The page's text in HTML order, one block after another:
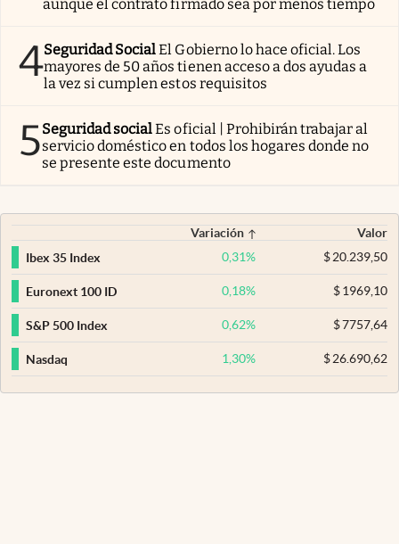
aunque el contrato firmado sea por menos tiempo
4Seguridad SocialEl Gobierno lo hace oficial. Los
mayores de 50 años tienen acceso a dos ayudas a
la vez si cumplen estos requisitos
5Seguridad socialEs oficial | Prohibirán trabajar al
servicio doméstico en todos los hogares donde no
se presente este documento
Variación
Valor
Ibex 35 Index
0,31% $20.239,50
Euronext 100 ID 0,18% $1969,10
S&P 500 Index 0,62% $7757,64
Nasdaq 1,30% $26.690,62